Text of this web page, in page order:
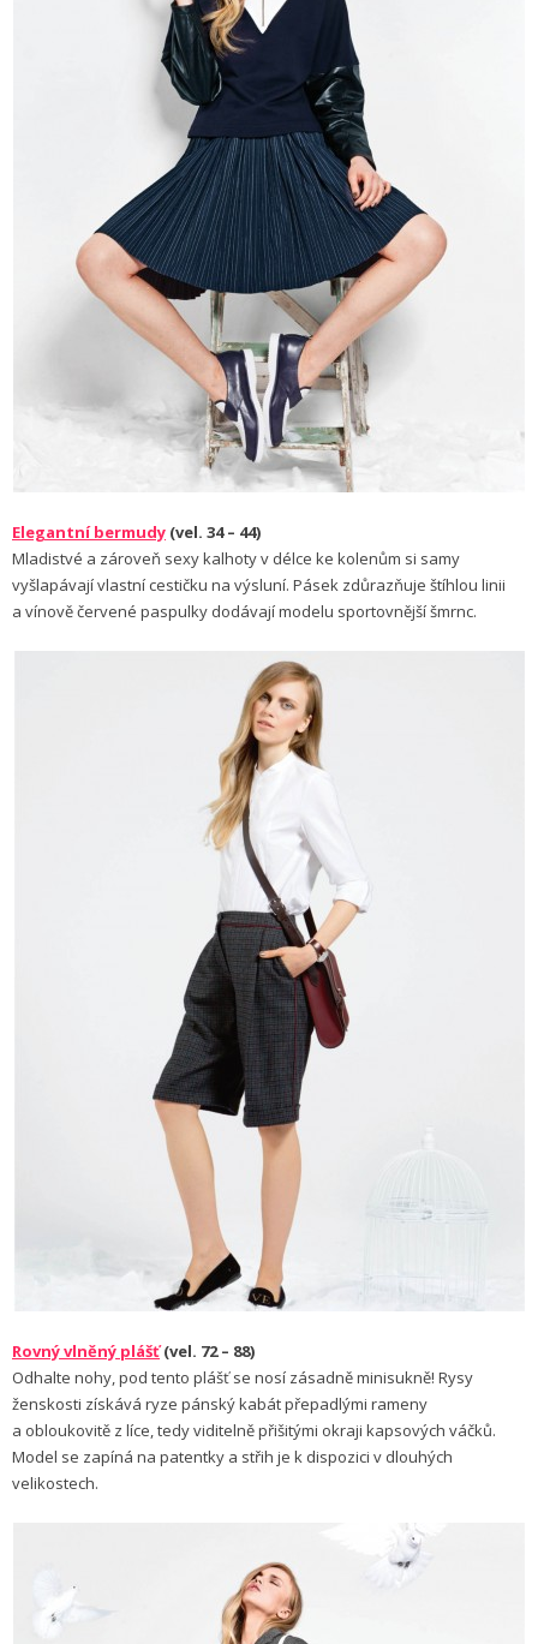
Elegantní bermudy (vel. 34 – 44)
Mladistvé a zároveň sexy kalhoty v délce ke kolenům si samy
vyšlapávají vlastní cestičku na výsluní. Pásek zdůrazňuje štíhlou linii
a vínově červené paspulky dodávají modelu sportovnější šmrnc.
Rovný vlněný plášť(vel. 72 – 88)
Odhalte nohy, pod tento plášť se nosí zásadně minisukně! Rysy
ženskosti získává ryze pánský kabát přepadlými rameny
a obloukovitě z líce, tedy viditelně přišitými okraji kapsových váčků.
Model se zapíná na patentky a střih je k dispozici v dlouhých
velikostech.